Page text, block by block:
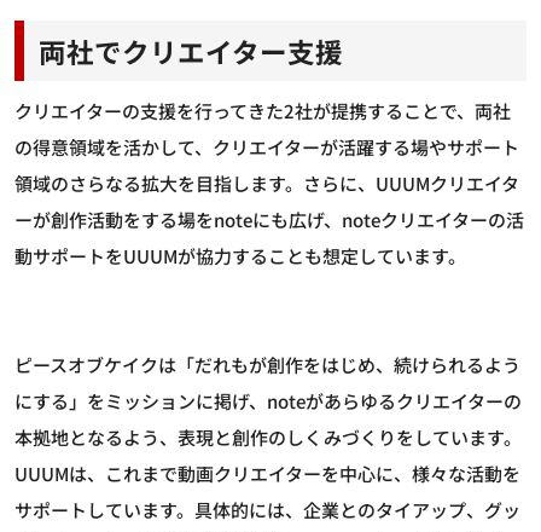
両社でクリエイター支援
クリエイターの支援を行ってきた2社が提携することで、両社
の得意領域を活かして、クリエイターが活躍する場やサポート
領域のさらなる拡大を目指します。さらに、UUUMクリエイタ
ーが創作活動をする場をnoteにも広げ、noteクリエイターの活
動サポートをUUUMが協力することも想定しています。
ピースオブケイクは「だれもが創作をはじめ、続けられるよう
にする」をミッションに掲げ、noteがあらゆるクリエイターの
本拠地となるよう、表現と創作のしくみづくりをしています。
UUUMは、これまで動画クリエイターを中心に、様々な活動を
サポートしています。具体的には、企業とのタイアップ、グッ